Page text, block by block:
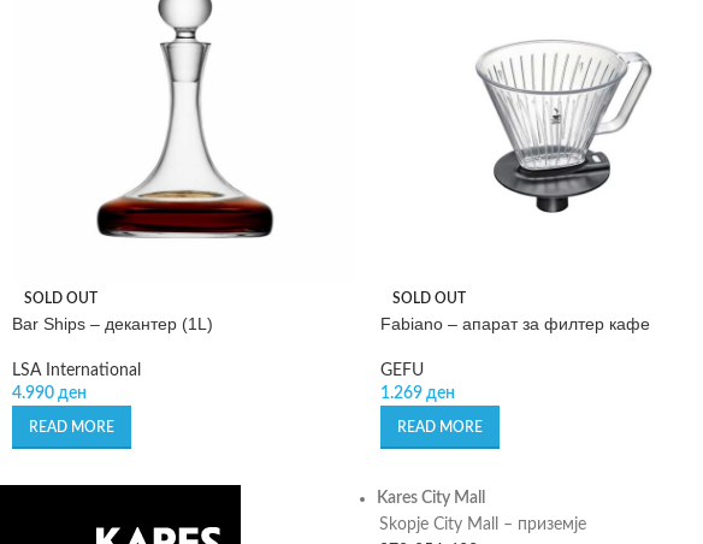
SOLD OUT
Bar Ships – декантер (1L)
LSA International
4.990 ден
READ MORE
SOLD OUT
Fabiano – апарат за филтер кафе
GEFU
1.269 ден
READ MORE
Kares City Mall
Skopje City Mall – приземје